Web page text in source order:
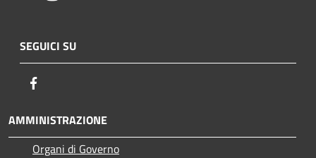
SEGUICI SU
AMMINISTRAZIONE
Organi di Governo